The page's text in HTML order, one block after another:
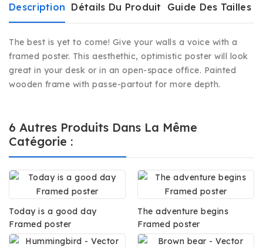
Description Détails Du Produit Guide Des Tailles
The best is yet to come! Give your walls a voice with a
framed poster. This aesthethic, optimistic poster will look
great in your desk or in an open-space office. Painted
wooden frame with passe-partout for more depth.
6 Autres Produits Dans La Même
Catégorie :
Today is a good day
Framed poster
The adventure begins
Framed poster